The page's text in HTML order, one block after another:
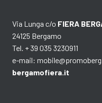
Via Lunga c/o FIERA
24125 Bergamo
Tel. + 39 035 3230911
e-mail:
bergamofiera.it